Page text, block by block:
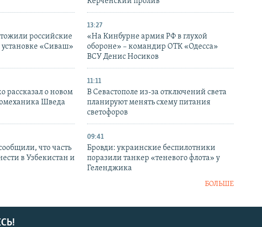
российские
«Сиваш»
13:27
«На Кинбурне армия РФ в глухой
обороне» – командир ОТК «Одесса»
ВСУ Денис Носиков
рассказал о новом
Шведа
11:11
В Севастополе из-за отключений света
планируют менять схему питания
светофоров
что часть
в Узбекистан и
09:41
Бровди: украинские беспилотники
поразили танкер «теневого флота» у
Геленджика
БОЛЬШЕ